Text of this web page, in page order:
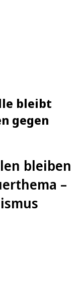
bleibt
gegen
bleiben
–